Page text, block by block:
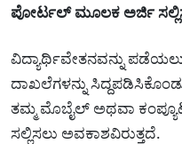
ಪೋರ್ಟಲ್ ಮೂಲಕ ಅರ್ಜಿ
ವಿದ್ಯಾರ್ಥಿವೇತನವನ್ನು
ದಾಖಲೆಗಳನ್ನು
ತಮ್ಮ ಮೊಬೈಲ್ ಅಥವಾ
ಸಲ್ಲಿಸಲು ಅವಕಾಶವಿರುತ್ತದೆ.